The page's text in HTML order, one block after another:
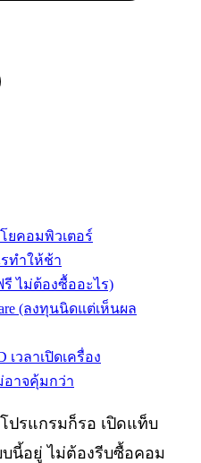
ยคอมพิวเตอร์
ทำให้ช้า
รี ไม่ต้องซื้ออะไร)
(ลงทุนนิดแต่เห็นผล
เวลาเปิดเครื่อง
าจคุ้มกว่า
ปรแกรมก็รอ เปิดแท็บ
บนี้อยู่ ไม่ต้องรีบซื้อคอม